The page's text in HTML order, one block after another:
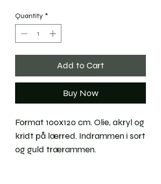
Quantity *
Add to Cart
Buy Now
Format 100x120 cm. Olie, akryl og
kridt på lærred. Indrammen i sort
og guld trærammen.